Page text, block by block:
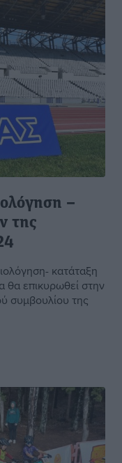
–
της
κατάταξη
θα επικυρωθεί στην
συμβουλίου της